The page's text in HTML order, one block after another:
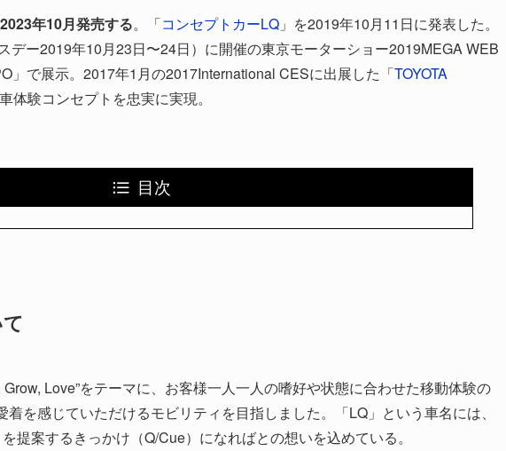
年10月発売する。「コンセプトカーLQ 」を2019年10月11日に発表した。
デー2019年10月23日〜24日）に開催の東京モーターショー2019MEGA WEB
」で展示。2017年1月の2017International CESに出展した「TOYOTA
体験コンセプトを忠実に実現。
目次
Grow, Love”をテーマに、お客様一人一人の嗜好や状態に合わせた移動体験の
を感じていただけるモビリティを目指しました。「LQ」という車名には、
提案するきっかけ（Q/Cue）になればとの想いを込めている。